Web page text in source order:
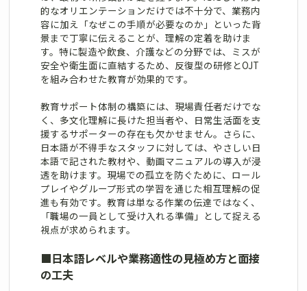
的なオリエンテーションだけでは不十分で、業務内
容に加え「なぜこの手順が必要なのか」といった背
景まで丁寧に伝えることが、理解の定着を助けま
す。特に製造や飲食、介護などの分野では、ミスが
安全や衛生面に直結するため、反復型の研修とOJT
を組み合わせた教育が効果的です。
教育サポート体制の構築には、現場責任者だけでな
く、多文化理解に長けた担当者や、日常生活面を支
援するサポーターの存在も欠かせません。さらに、
日本語が不得手なスタッフに対しては、やさしい日
本語で記された教材や、動画マニュアルの導入が浸
透を助けます。現場での孤立を防ぐために、ロール
プレイやグループ形式の学習を通じた相互理解の促
進も有効です。教育は単なる作業の伝達ではなく、
「職場の一員として受け入れる準備」として捉える
視点が求められます。
■日本語レベルや業務適性の見極め方と面接
の工夫